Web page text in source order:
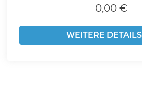
0,00 €
WEITERE DETAILS